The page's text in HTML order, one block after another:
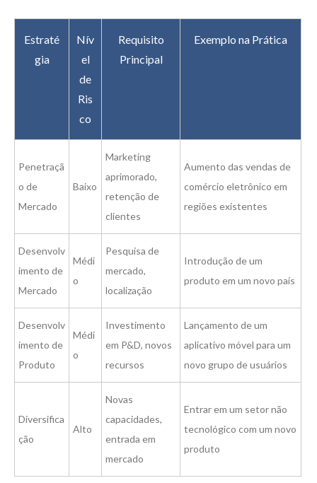
Estraté
gia
Nív
el
de
Ris
co
Requisito
Principal
Exemplo na Prática
Penetraçã
o de
Mercado
Baixo
Marketing
aprimorado,
retenção de
clientes
Aumento das vendas de
comércio eletrônico em
regiões existentes
Desenvolv
imento de
Mercado
Médi
o
Pesquisa de
mercado,
localização
Introdução de um
produto em um novo país
Desenvolv
imento de
Produto
Médi
o
Investimento
em P&D, novos
recursos
Lançamento de um
aplicativo móvel para um
novo grupo de usuários
Diversifica
ção
Alto
Novas
capacidades,
entrada em
mercado
Entrar em um setor não
tecnológico com um novo
produto